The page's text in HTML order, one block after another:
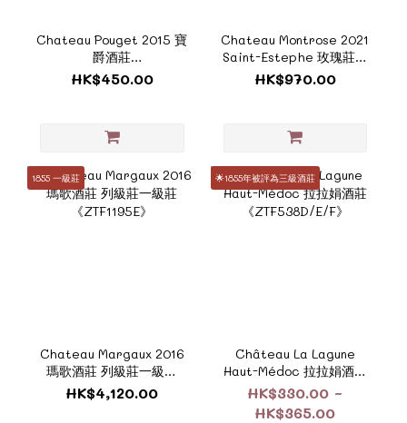
Chateau Pouget 2015 寶
爵酒莊
Margaux《ZTF308》
HK$450.00
Chateau Montrose 2021
Saint-Estephe 玫瑰莊園
二級莊《ZTF1096F》
HK$970.00
1855 一級莊
Chateau Margaux 2016
瑪歌酒莊 列級莊一級莊
《ZTF1195E》
HK$4,120.00
🌟1855年被評為三級酒莊
Château La Lagune
Haut-Médoc 拉拉娟酒莊
《ZTF538D/E/F》
HK$330.00 ~
HK$365.00